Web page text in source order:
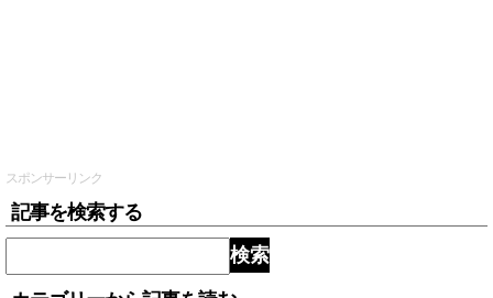
スポンサーリンク
記事を検索する
検索